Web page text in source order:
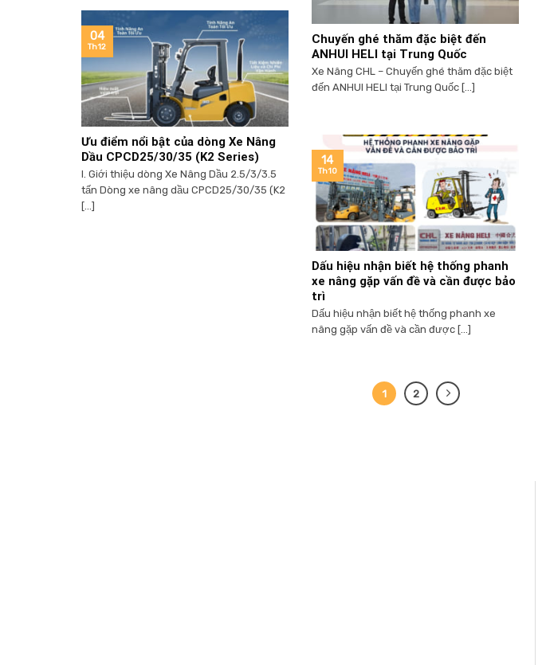
Chuyến ghé thăm đặc biệt đến
ANHUI HELI tại Trung Quốc
Xe Nâng CHL – Chuyến ghé thăm đặc biệt
đến ANHUI HELI tại Trung Quốc [...]
Ưu điểm nổi bật của dòng Xe Nâng
Dầu CPCD25/30/35 (K2 Series)
I. Giới thiệu dòng Xe Nâng Dầu 2.5/3/3.5
tấn Dòng xe nâng dầu CPCD25/30/35 (K2
[...]
04
Th12
Dấu hiệu nhận biết hệ thống phanh
xe nâng gặp vấn đề và cần được bảo
trì
Dấu hiệu nhận biết hệ thống phanh xe
nâng gặp vấn đề và cần được [...]
14
Th10
1 2